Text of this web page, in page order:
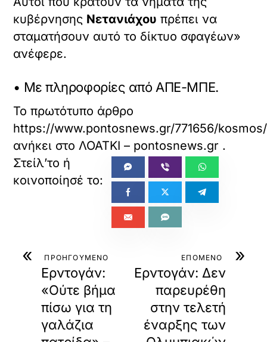
κυβέρνησης Νετανιάχου πρέπει να
σταματήσουν αυτό το δίκτυο σφαγέων»
ανέφερε.
• Με πληροφορίες από ΑΠΕ-ΜΠΕ.
Το πρωτότυπο άρθρο
https://www.pontosnews.gr/771656/
ανήκει στοΛΟΑΤΚΙ – pontosnews.gr .
« ΠΡΟΗΓΟΥΜΕΝΟ
Ερντογάν:
«Ούτε βήμα
πίσω για τη
γαλάζια
»
ΕΠΟΜΕΝΟ
Ερντογάν: Δεν
παρευρέθη
στην τελετή
έναρξης των